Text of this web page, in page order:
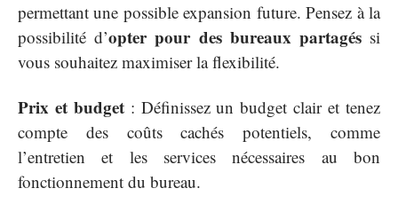
permettant une possible expansion future. Pensez à la
possibilité d’opter pour des bureaux partagéssi
vous souhaitez maximiser la flexibilité.
Prix et budget: Définissez un budget clair et tenez
compte des coûts cachés potentiels, comme
l’entretien et les services nécessaires au bon
fonctionnement du bureau.